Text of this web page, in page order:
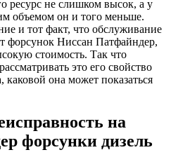
ресурс не слишком высок, а у
объемом он и того меньше.
и тот факт, что обслуживание
форсунок Ниссан Патфайндер,
стоимость. Так что
это его свойство
каковой она может показаться
на
форсунки дизель